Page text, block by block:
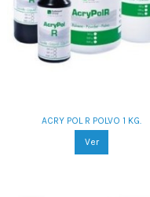
ACRY POL R POLVO 1 KG.
Ver